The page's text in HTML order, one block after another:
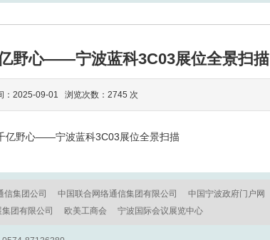
野心——宁波蓝科3C03展位全景扫描
2025-09-01 浏览次数：2745 次
信集团公司 中国联合网络通信集团有限公司
中国宁波政府门户网
团有限公司 欧美工商会 宁波国际会议展览中心